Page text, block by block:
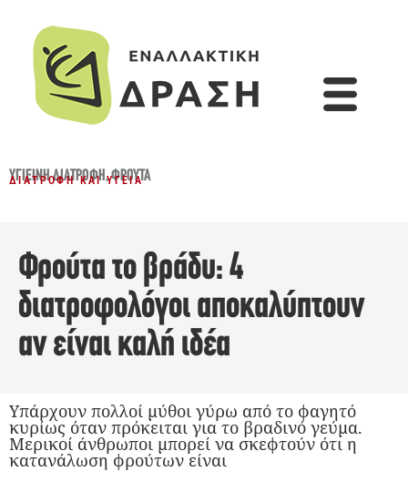
ΥΓΙΕΙΝΉ ΔΙΑΤΡΟΦΉ,ΦΡΟΎΤΑ
ΔΙΑΤΡΟΦΉ ΚΑΙ ΥΓΕΊΑ
Φρούτα το βράδυ: 4
διατροφολόγοι αποκαλύπτουν
αν είναι καλή ιδέα
Υπάρχουν πολλοί μύθοι γύρω από το φαγητό
κυρίως όταν πρόκειται για το βραδινό γεύμα.
Μερικοί άνθρωποι μπορεί να σκεφτούν ότι η
κατανάλωση φρούτων είναι